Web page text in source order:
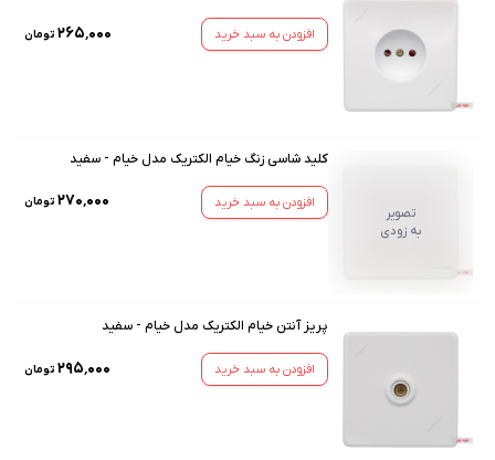
افزودن به سبد خرید ۲۶۵٬۰۰۰ تومان
تصویر
به زودی
کلید شاسی زنگ خیام الکتریک مدل خیام - سفید
افزودن به سبد خرید ۲۷۰٬۰۰۰ تومان
پریز آنتن خیام الکتریک مدل خیام - سفید
افزودن به سبد خرید ۲۹۵٬۰۰۰ تومان